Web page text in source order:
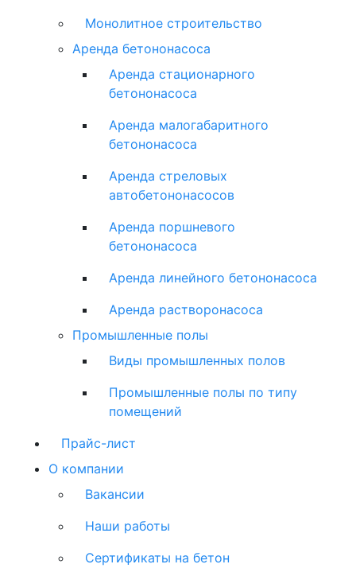
Монолитное строительство
Аренда бетононасоса
Аренда стационарного
бетононасоса
Аренда малогабаритного
бетононасоса
Аренда стреловых
автобетононасосов
Аренда поршневого
бетононасоса
Аренда линейного бетононасоса
Аренда растворонасоса
Промышленные полы
Виды промышленных полов
Промышленные полы по типу
помещений
Прайс-лист
О компании
Вакансии
Наши работы
Сертификаты на бетон